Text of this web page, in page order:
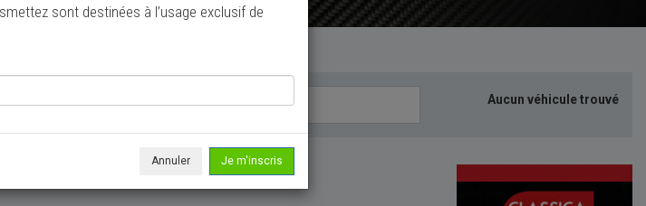
Aucun véhicule trouvé
veuillez modifier vos critères de recherche...
sont destinées à l’usage exclusif de
Annuler Je m'inscris